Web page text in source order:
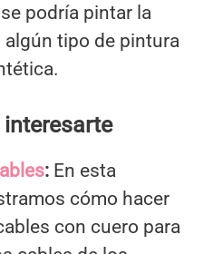
podría pintar la
algún tipo de pintura
: En esta
cómo hacer
con cuero para